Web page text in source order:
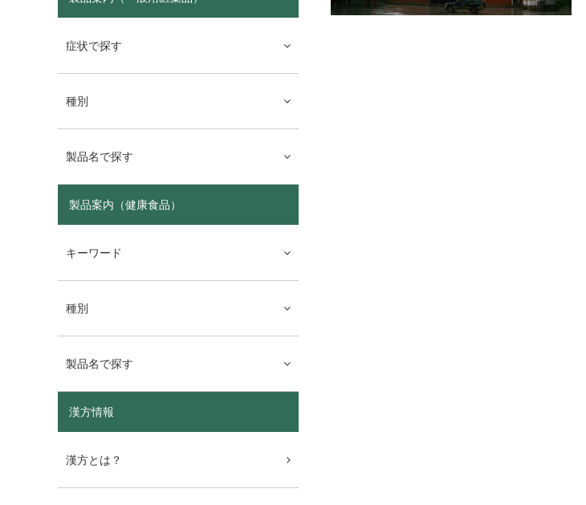
症状で探す
種別
製品名で探す
製品案内（健康食品）
キーワード
種別
製品名で探す
漢方情報
漢方とは？